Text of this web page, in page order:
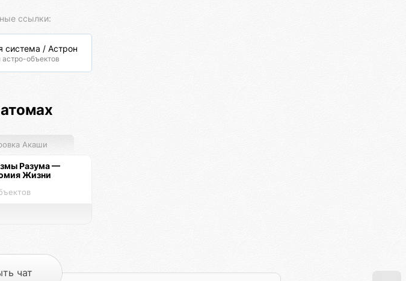
ссылки:
система / Астрон
объектов
Акаши
Разума —
Жизни
чат